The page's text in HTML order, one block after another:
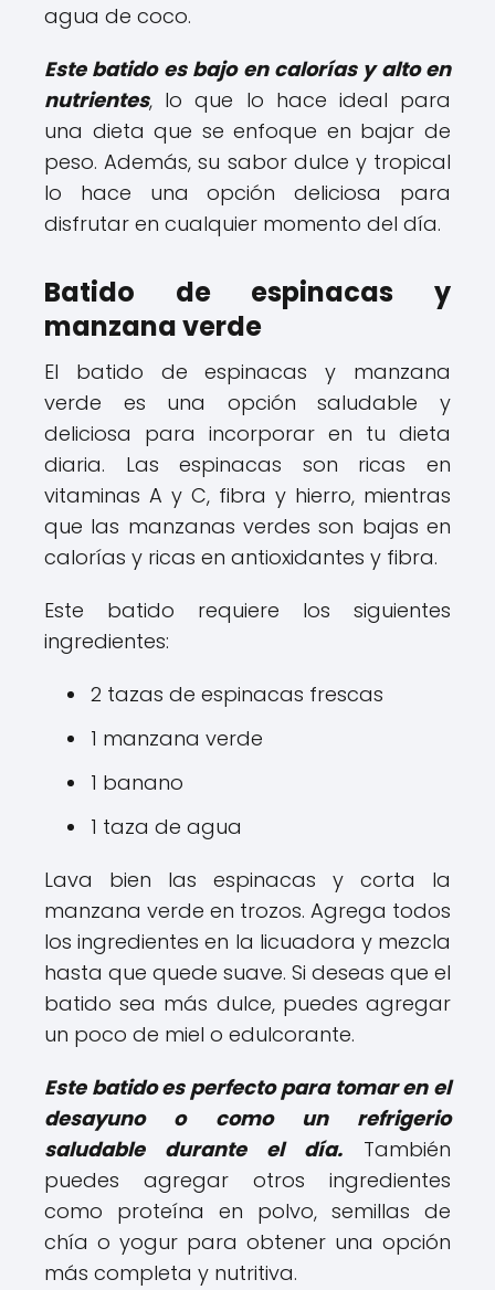
agua de coco.
Este batido es bajo en calorías y alto en
nutrientes, lo que lo hace ideal para
una dieta que se enfoque en bajar de
peso. Además, su sabor dulce y tropical
lo hace una opción deliciosa para
disfrutar en cualquier momento del día.
Batido de espinacas y
manzana verde
El batido de espinacas y manzana
verde es una opción saludable y
deliciosa para incorporar en tu dieta
diaria. Las espinacas son ricas en
vitaminas A y C, fibra y hierro, mientras
que las manzanas verdes son bajas en
calorías y ricas en antioxidantes y fibra.
Este batido requiere los siguientes
ingredientes:
2 tazas de espinacas frescas
1 manzana verde
1 banano
1 taza de agua
Lava bien las espinacas y corta la
manzana verde en trozos. Agrega todos
los ingredientes en la licuadora y mezcla
hasta que quede suave. Si deseas que el
batido sea más dulce, puedes agregar
un poco de miel o edulcorante.
Este batido es perfecto para tomar en el
desayuno o como un refrigerio
saludable durante el día. También
puedes agregar otros ingredientes
como proteína en polvo, semillas de
chía o yogur para obtener una opción
más completa y nutritiva.